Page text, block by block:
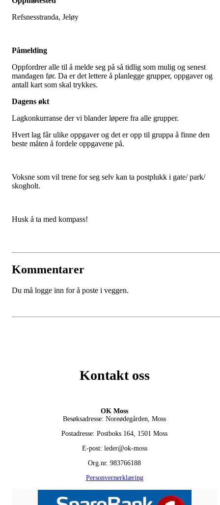
Refsnesstranda, Jeløy
Påmelding
Oppfordrer alle til å melde seg på så tidlig som mulig og senest
mandagen før. Da er det lettere å planlegge grupper, oppgaver og
antall kart som skal trykkes.
Dagens økt
Lagkonkurranse der vi blander løpere fra alle grupper.
Hvert lag får ulike oppgaver og det er opp til gruppa å finne den
beste måten å fordele oppgavene på.
Voksne som vil trene for seg selv kan ta postplukk i gate/ park/
skogholt.
Husk å ta med kompass!
Kommentarer
Du må logge inn for å poste i veggen.
Kontakt oss
OK Moss
Besøksadresse: Noreødegården, Moss
Postadresse: Postboks 164, 1501 Moss
E-post: leder@ok-moss
Org.nr. 983766188
Personvernerklæring